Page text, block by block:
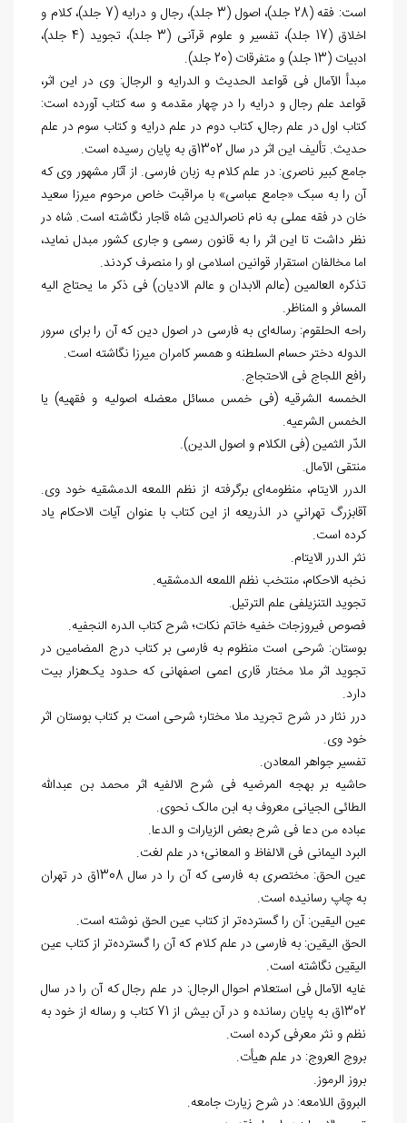
است: فقه (28 جلد)، اصول (3 جلد)، رجال و درایه (7 جلد)، کلام و
اخلاق (17 جلد)، تفسیر و علوم قرآنی (3 جلد)، تجوید (4 جلد)،
ادبیات (13 جلد) و متفرقات (20 جلد).
مبدأ الآمال فی قواعد الحدیث و الدرایه و الرجال: وی در این اثر،
قواعد علم رجال و درایه را در چهار مقدمه و سه کتاب آورده است:
کتاب اول در علم رجال، کتاب دوم در علم درایه و کتاب سوم در علم
حدیث. تألیف این اثر در سال 1302ق به پایان رسیده است.
جامع کبیر ناصری: در علم کلام به زبان فارسی. از آثار مشهور وی که
آن را به سبک «جامع عباسی» با مراقبت خاص مرحوم میرزا سعید
خان در فقه عملی به نام ناصرالدین شاه قاجار نگاشته است. شاه در
نظر داشت تا این اثر را به قانون رسمی و جاری کشور مبدل نماید،
اما مخالفان استقرار قوانین اسلامی او را منصرف کردند.
تذکره العالمین (عالم الابدان و عالم الادیان) فی ذکر ما یحتاج الیه
المسافر و المناظر.
راحه الحلقوم: رساله‌ای به فارسی در اصول دین که آن را برای سرور
الدوله دختر حسام السلطنه و همسر کامران میرزا نگاشته است.
رافع اللجاج فی الاحتجاج.
الخمسه الشرقیه (فی خمس مسائل معضله اصولیه و فقهیه) یا
الخمس الشرعیه.
الدّر الثمین (فی الکلام و اصول الدین).
منتقی الآمال.
الدرر الایتام، منظومه‌ای برگرفته از نظم اللمعه الدمشقیه خود وی.
آقابزرگ تهراني در الذریعه از این کتاب با عنوان آیات الاحکام یاد
کرده است.
نثر الدرر الایتام.
نخبه الاحکام، منتخب نظم اللمعه الدمشقیه.
تجوید التنزیلفی علم الترتیل.
فصوص فیروزجات خفیه خاتم نکات؛ شرح کتاب الدره النجفیه.
بوستان: شرحی است منظوم به فارسی بر کتاب درج المضامین در
تجوید اثر ملا مختار قاری اعمی اصفهانی که حدود یک‌هزار بیت
دارد.
درر نثار در شرح تجرید ملا مختار؛ شرحی است بر کتاب بوستان اثر
خود وی.
تفسیر جواهر المعادن.
حاشیه بر بهجه المرضیه فی شرح الالفیه اثر محمد بن عبدالله
الطائی الجیانی معروف به ابن مالک نحوی.
عباده من دعا فی شرح بعض الزیارات و الدعا.
البرد الیمانی فی الالفاظ و المعانی؛ در علم لغت.
عین الحق: مختصری به فارسی که آن را در سال 1308ق در تهران
به چاپ رسانیده است.
عین الیقین: آن را گسترده‌تر از کتاب عین الحق نوشته است.
الحق الیقین: به فارسی در علم کلام که آن را گسترده‌تر از کتاب عین
الیقین نگاشته است.
غایه الآمال فی استعلام احوال الرجال: در علم رجال که آن را در سال
1302ق به پایان رسانده و در آن بیش از 71 کتاب و رساله از خود به
نظم و نثر معرفی کرده است.
بروج العروج: در علم هیأت.
بروز الرموز.
البروق اللامعه: در شرح زیارت جامعه.